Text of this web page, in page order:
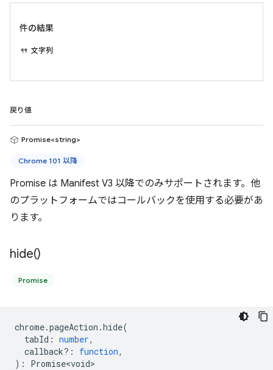
件の結果
文字列
戻り値
Promise<string>
Chrome 101 以降
Promise は Manifest V3 以降でのみサポートされます。他
のプラットフォームではコールバックを使用する必要があ
ります。
hide()
Promise
chrome.pageAction .hide(
tabId : number,
callback? : function,
) : Promise<void>